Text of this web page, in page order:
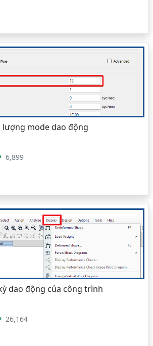
lượng mode dao động
6,899
dao động của công trình
26,164